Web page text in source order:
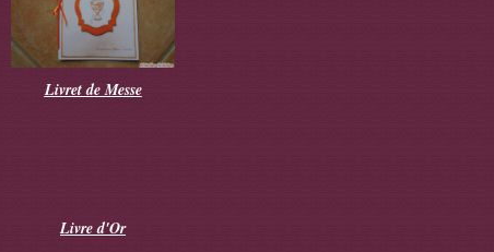
Livret de Messe
Livre d'Or